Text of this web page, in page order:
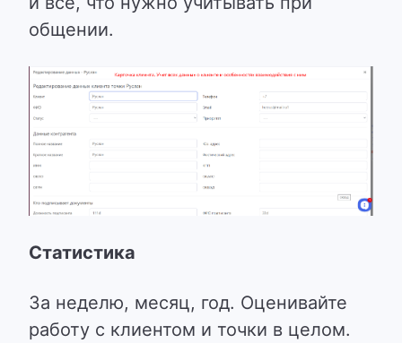
общении.
Статистика
За неделю, месяц, год. Оценивайте
работу с клиентом и точки в целом.